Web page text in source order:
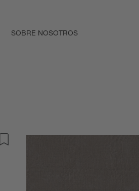
SOBRE NOSOTROS